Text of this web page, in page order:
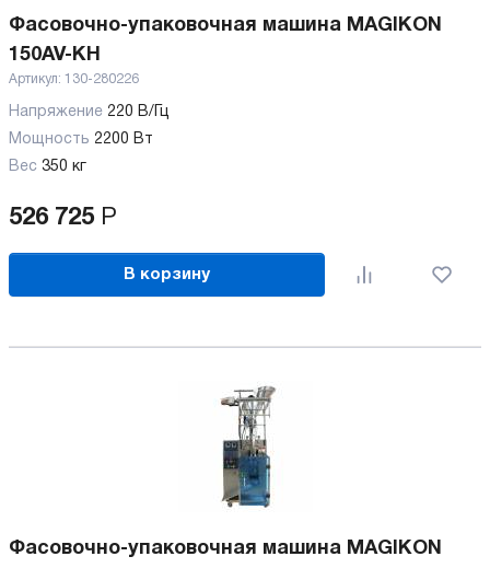
Фасовочно-упаковочная машина MAGIKON
150AV-KH
Артикул: 130-280226
Напряжение 220 В/Гц
Мощность 2200 Вт
Вес 350 кг
526 725 Р
В корзину
Фасовочно-упаковочная машина MAGIKON